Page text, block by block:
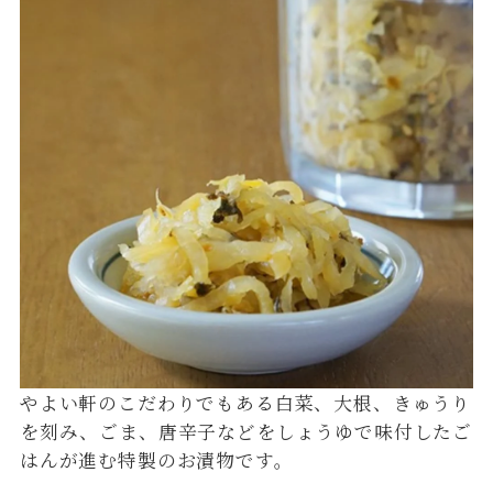
やよい軒のこだわりでもある白菜、大根、きゅうり
を刻み、ごま、唐辛子などをしょうゆで味付したご
はんが進む特製のお漬物です。